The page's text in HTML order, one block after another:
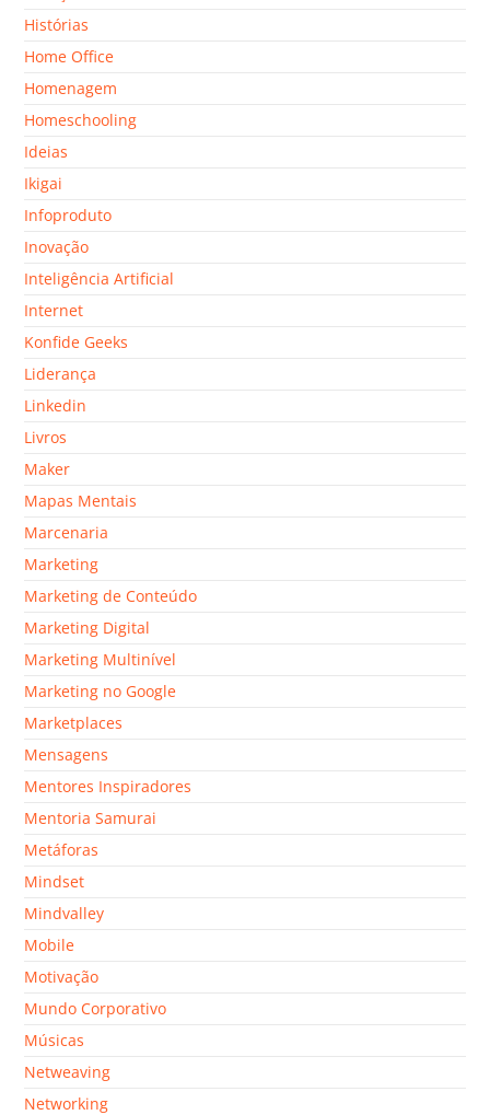
Histórias
Home Office
Homenagem
Homeschooling
Ideias
Ikigai
Infoproduto
Inovação
Inteligência Artificial
Internet
Konfide Geeks
Liderança
Linkedin
Livros
Maker
Mapas Mentais
Marcenaria
Marketing
Marketing de Conteúdo
Marketing Digital
Marketing Multinível
Marketing no Google
Marketplaces
Mensagens
Mentores Inspiradores
Mentoria Samurai
Metáforas
Mindset
Mindvalley
Mobile
Motivação
Mundo Corporativo
Músicas
Netweaving
Networking